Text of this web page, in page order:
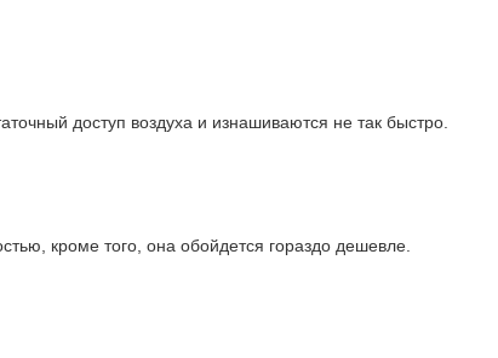
доступ воздуха и изнашиваются не так быстро.
кроме того, она обойдется гораздо дешевле.